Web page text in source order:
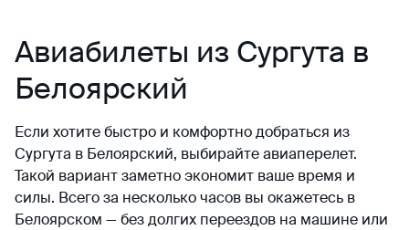
Авиабилеты из Сургута в
Белоярский
Если хотите быстро и комфортно добраться из
Сургута в Белоярский, выбирайте авиаперелет.
Такой вариант заметно экономит ваше время и
силы. Всего за несколько часов вы окажетесь в
Белоярском — без долгих переездов на машине или